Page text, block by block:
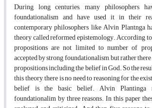
During long centuries, many philosophers
foundationalism and have used it in their
contemporary philosophers like Alvin Plantnga
theory called reformed epistemology. According
propositions are not limited to number of
accepted by strong foundationalism, but rather
propositions including the belief in God. So the
this theory, there is no need to reasoning for the
belief is the basic belief. Alvin Plantinga
foundationalim by three reasons. In this paper